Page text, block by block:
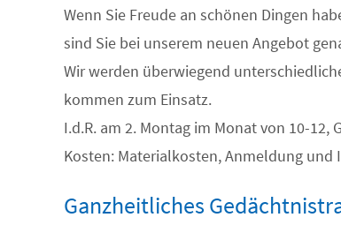
Wenn Sie Freude an schönen Dingen
sind Sie bei unserem neuen Angebot
Wir werden überwiegend
kommen zum Einsatz.
I.d.R. am 2. Montag im Monat von 10-
Kosten: Materialkosten, Anmeldung und
Ganzheitliches